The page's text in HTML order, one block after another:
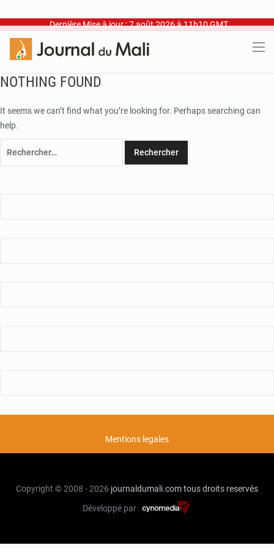
Dernière Mise à jour : 7 août 2026 à 11h10 GMT
NOTHING FOUND
It seems we can’t find what you’re looking for. Perhaps searching can
help.
Mentions legales
Copyright © 2008 - 2026 journaldumali.comtous droits reservés
Développé par